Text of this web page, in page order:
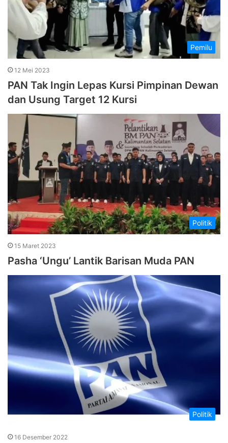
Pemilu
12 Mei 2023
PAN Tak Ingin Lepas Kursi Pimpinan Dewan
dan Usung Target 12 Kursi
Politik
15 Maret 2023
Pasha ‘Ungu’ Lantik Barisan Muda PAN
Politik
16 Desember 2022